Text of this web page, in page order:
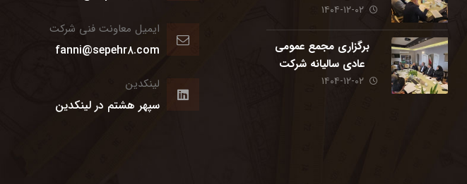
مهندسی ستاوند شمس
۱۴۰۴-۱۲-۰۲
برگزاری مجمع عمومی
عادی سالیانه شرکت
پویندگان مهر هشتم
۱۴۰۴-۱۲-۰۲
ایمیل معاونت فنی شرکت
fanni@sepehr۸.com
لینکدین
سپهر هشتم در لینکدین